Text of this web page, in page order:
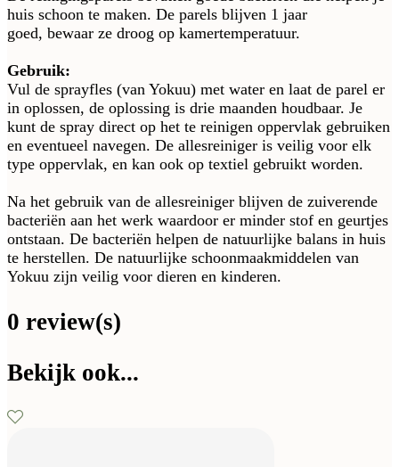
huis schoon te maken. De parels blijven 1 jaar
goed, bewaar ze droog op kamertemperatuur.
Gebruik:
Vul de sprayfles (van Yokuu) met water en laat de parel er
in oplossen, de oplossing is drie maanden houdbaar. Je
kunt de spray direct op het te reinigen oppervlak gebruiken
en eventueel navegen. De allesreiniger is veilig voor elk
type oppervlak, en kan ook op textiel gebruikt worden.
Na het gebruik van de allesreiniger blijven de zuiverende
bacteriën aan het werk waardoor er minder stof en geurtjes
ontstaan. De bacteriën helpen de natuurlijke balans in huis
te herstellen. De natuurlijke schoonmaakmiddelen van
Yokuu zijn veilig voor dieren en kinderen.
0 review(s)
Bekijk ook...